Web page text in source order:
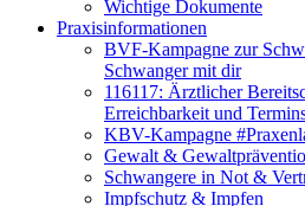
Wichtige Dokumente
Praxisinformationen
BVF-Kampagne zur
Schwanger mit dir
116117: Ärztlicher
Erreichbarkeit und
KBV-Kampagne
Gewalt &
Schwangere in Not &
Impfschutz & Impfen